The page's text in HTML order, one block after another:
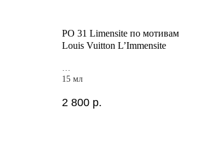
PO 31 Limensite по мотивам
Louis Vuitton L’Immensite
15 мл
2 800 р.